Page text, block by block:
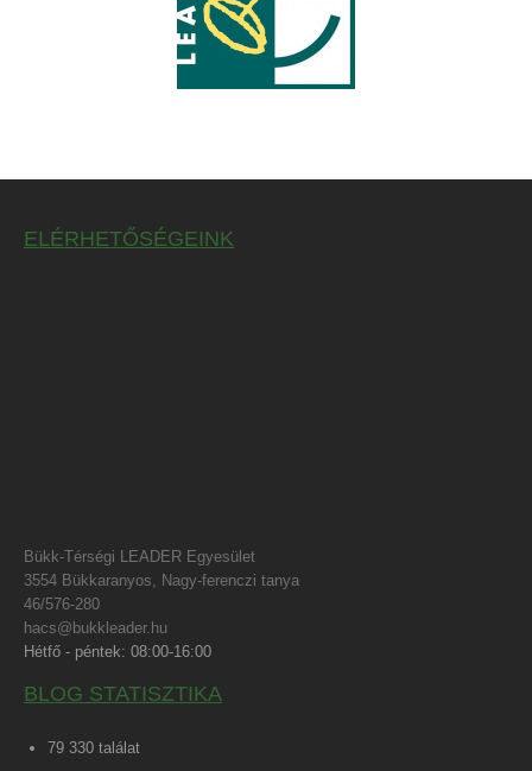
ELÉRHETŐSÉGEINK
Bükk-Térségi LEADER Egyesület
3554 Bükkaranyos, Nagy-ferenczi tanya
46/576-280
hacs@bukkleader.hu
Hétfő - péntek: 08:00-16:00
BLOG STATISZTIKA
79 330 találat